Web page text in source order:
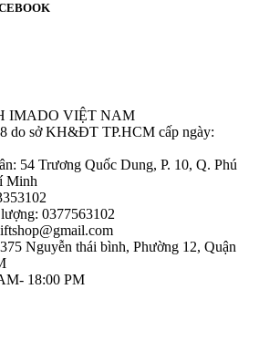
IMADO VIỆT NAM
do sở KH&ĐT TP.HCM cấp ngày:
54 Trương Quốc Dung, P. 10, Q. Phú
Minh
0377563102
Nguyễn thái bình, Phường 12, Quận
18:00 PM